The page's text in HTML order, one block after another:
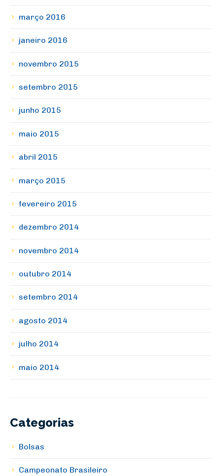
março 2016
janeiro 2016
novembro 2015
setembro 2015
junho 2015
maio 2015
abril 2015
março 2015
fevereiro 2015
dezembro 2014
novembro 2014
outubro 2014
setembro 2014
agosto 2014
julho 2014
maio 2014
Categorias
Bolsas
Campeonato Brasileiro